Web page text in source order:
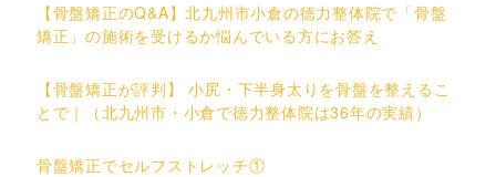
【骨盤矯正のQ&A】北九州市小倉の徳力整体院で「骨盤
矯正」の施術を受けるか悩んでいる方にお答え
【骨盤矯正が評判】 小尻・下半身太りを骨盤を整えるこ
とで｜（北九州市・小倉で徳力整体院は36年の実績）
骨盤矯正でセルフストレッチ①